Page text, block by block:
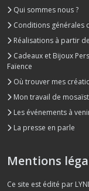
Qui sommes nous ?
Conditions générales
Réalisations à partir
Cadeaux et Bijoux
Faïence
Où trouver mes
Mon travail de
Les événements à
La presse en parle
Mentions
Ce site est édité par